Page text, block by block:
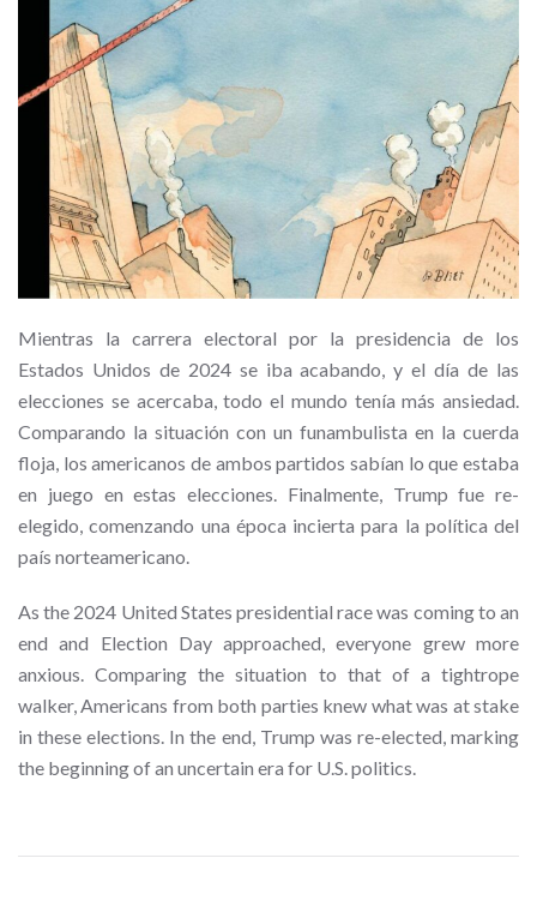
Mientras la carrera electoral por la presidencia de los
Estados Unidos de 2024 se iba acabando, y el día de las
elecciones se acercaba, todo el mundo tenía más ansiedad.
Comparando la situación con un funambulista en la cuerda
floja, los americanos de ambos partidos sabían lo que estaba
en juego en estas elecciones. Finalmente, Trump fue re-
elegido, comenzando una época incierta para la política del
país norteamericano.
As the 2024 United States presidential race was coming to an
end and Election Day approached, everyone grew more
anxious. Comparing the situation to that of a tightrope
walker, Americans from both parties knew what was at stake
in these elections. In the end, Trump was re-elected, marking
the beginning of an uncertain era for U.S. politics.